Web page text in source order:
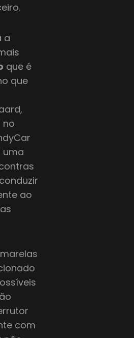
a
que é
que
no
uma
ao
com